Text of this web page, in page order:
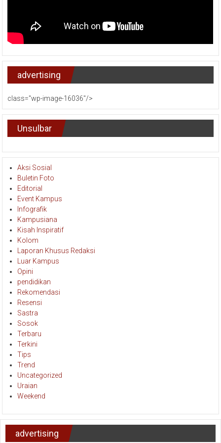
advertising
class="wp-image-16036"/>
Unsulbar
Aksi Sosial
Buletin Foto
Editorial
Event Kampus
Infografik
Kampusiana
Kisah Inspiratif
Kolom
Laporan Khusus Redaksi
Luar Kampus
Opini
pendidikan
Rekomendasi
Resensi
Sastra
Sosok
Terbaru
Terkini
Tips
Trend
Uncategorized
Uraian
Weekend
advertising